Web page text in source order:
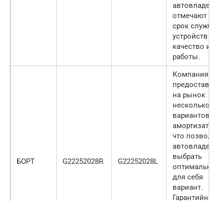
отмечают
срок службы
устройств и
качество их
работы.
БОРТ G22252028R G22252028L
Компания
на рынок
несколько
вариантов
что
выбрать
для себя
вариант.
Гарантийный